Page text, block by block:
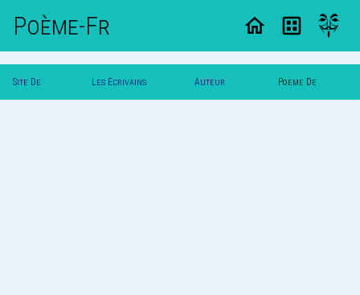
Poème-Fr
Site De Les Ecrivains Auteur Poeme De